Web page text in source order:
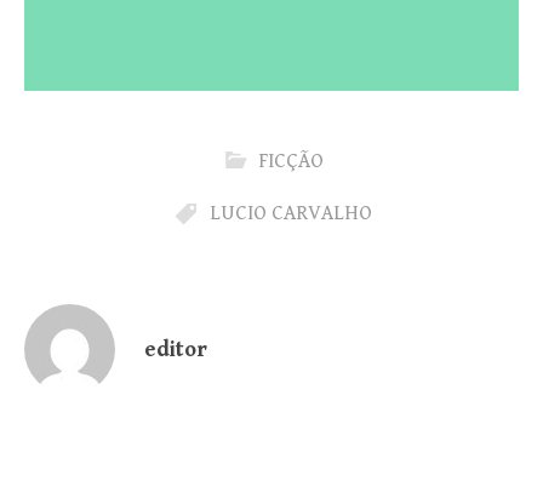
FICÇÃO
LUCIO CARVALHO
editor